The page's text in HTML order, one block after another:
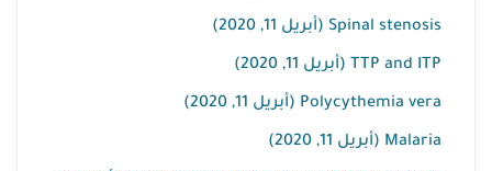
Spinal stenosis (أبريل 11, 2020)
TTP and ITP (أبريل 11, 2020)
Polycythemia vera (أبريل 11, 2020)
Malaria (أبريل 11, 2020)